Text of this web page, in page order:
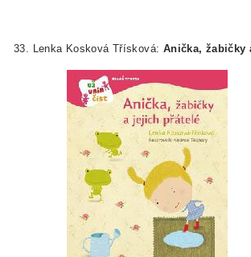
33. Lenka Kosková Třísková: Anička, žabičky